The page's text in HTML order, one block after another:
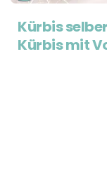
Kürbis
Kürbis mit